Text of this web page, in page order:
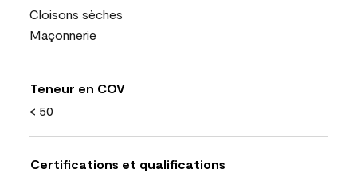
Cloisons sèches
Maçonnerie
Teneur en COV
< 50
Certifications et qualifications